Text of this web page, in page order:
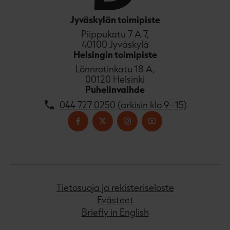
Jyväskylän toimipiste
Piippukatu 7 A 7,
40100 Jyväskylä
Helsingin toimipiste
Lönnrotinkatu 18 A,
00120 Helsinki
Puhelinvaihde
044 727 0250 (arkisin klo 9–15)
Tietosuoja ja rekisteriseloste
Evästeet
Briefly in English